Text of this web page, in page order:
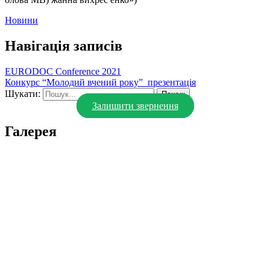
Новини
Навігація записів
EURODOC Conference 2021
Конкурс “Молодий вчений року”_презентація
Шукати:
Залишити звернення
Галерея